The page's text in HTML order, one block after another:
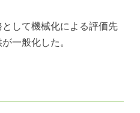
として機械化による評価先
一般化した。